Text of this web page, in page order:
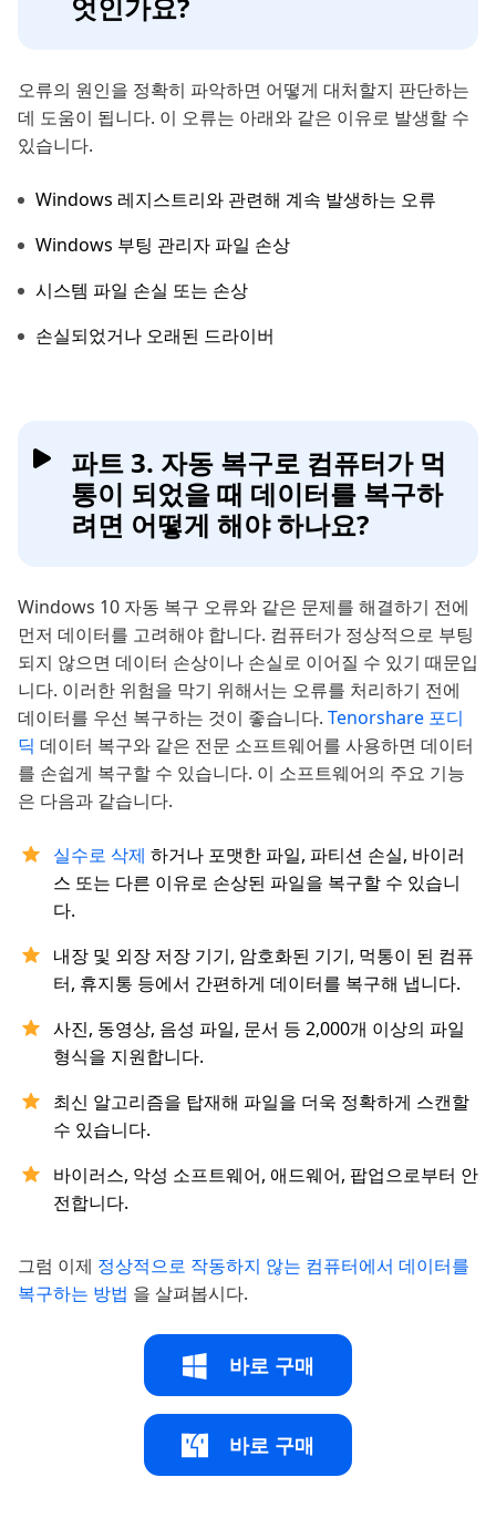
오류의 원인을 정확히 파악하면 어떻게 대처할지 판단하는
데 도움이 됩니다. 이 오류는 아래와 같은 이유로 발생할 수
있습니다.
Windows 레지스트리와 관련해 계속 발생하는 오류
Windows 부팅 관리자 파일 손상
시스템 파일 손실 또는 손상
손실되었거나 오래된 드라이버
파트 3. 자동 복구로 컴퓨터가 먹
통이 되었을 때 데이터를 복구하
려면 어떻게 해야 하나요?
Windows 10 자동 복구 오류와 같은 문제를 해결하기 전에
먼저 데이터를 고려해야 합니다. 컴퓨터가 정상적으로 부팅
되지 않으면 데이터 손상이나 손실로 이어질 수 있기 때문입
니다. 이러한 위험을 막기 위해서는 오류를 처리하기 전에
데이터를 우선 복구하는 것이 좋습니다. Tenorshare 포디
딕 데이터 복구와 같은 전문 소프트웨어를 사용하면 데이터
를 손쉽게 복구할 수 있습니다. 이 소프트웨어의 주요 기능
은 다음과 같습니다.
실수로 삭제 하거나 포맷한 파일, 파티션 손실, 바이러
스 또는 다른 이유로 손상된 파일을 복구할 수 있습니
다.
내장 및 외장 저장 기기, 암호화된 기기, 먹통이 된 컴퓨
터, 휴지통 등에서 간편하게 데이터를 복구해 냅니다.
사진, 동영상, 음성 파일, 문서 등 2,000개 이상의 파일
형식을 지원합니다.
최신 알고리즘을 탑재해 파일을 더욱 정확하게 스캔할
수 있습니다.
바이러스, 악성 소프트웨어, 애드웨어, 팝업으로부터 안
전합니다.
그럼 이제 정상적으로 작동하지 않는 컴퓨터에서 데이터를
복구하는 방법 을 살펴봅시다.
바로 구매
바로 구매